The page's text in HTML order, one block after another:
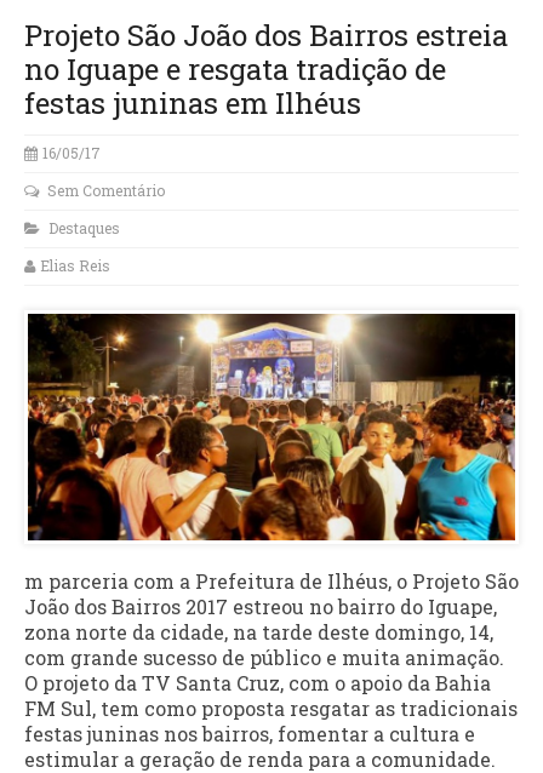
Projeto São João dos Bairros estreia
no Iguape e resgata tradição de
festas juninas em Ilhéus
16/05/17
Sem Comentário
Destaques
Elias Reis
m parceria com a Prefeitura de Ilhéus, o Projeto São
João dos Bairros 2017 estreou no bairro do Iguape,
zona norte da cidade, na tarde deste domingo, 14,
com grande sucesso de público e muita animação.
O projeto da TV Santa Cruz, com o apoio da Bahia
FM Sul, tem como proposta resgatar as tradicionais
festas juninas nos bairros, fomentar a cultura e
estimular a geração de renda para a comunidade.